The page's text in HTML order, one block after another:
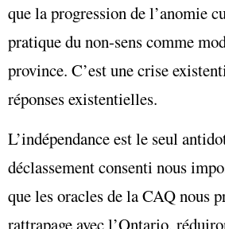
que la progression de l’anomie
pratique du non-sens comme
province. C’est une crise
réponses existentielles.
L’indépendance est le seul
déclassement consenti nous
que les oracles de la CAQ nous
rattrapage avec l’Ontario,